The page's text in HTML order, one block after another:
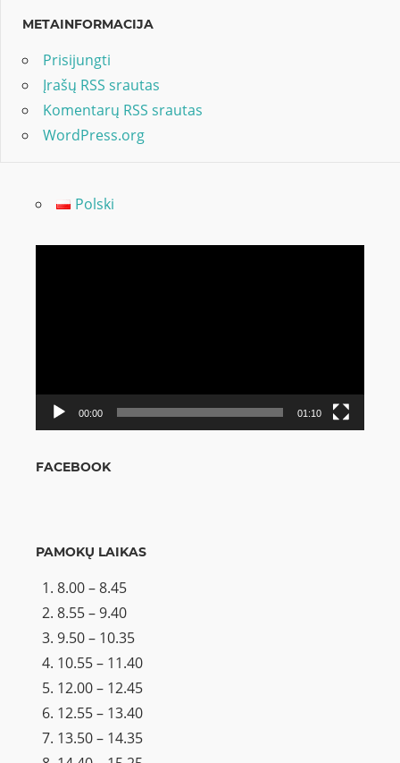
METAINFORMACIJA
Prisijungti
Įrašų RSS srautas
Komentarų RSS srautas
WordPress.org
Polski
00:00 01:10
FACEBOOK
PAMOKŲ LAIKAS
8.00 – 8.45
8.55 – 9.40
9.50 – 10.35
10.55 – 11.40
12.00 – 12.45
12.55 – 13.40
13.50 – 14.35